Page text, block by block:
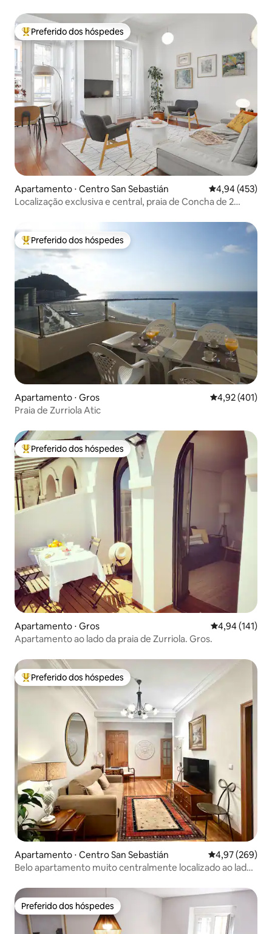
Entre os melhores preferidos dos hóspedes
Preferido dos hóspedes
Apartamento ⋅ Centro San Sebastián 4,94 de uma
4,94 (453)
Localização exclusiva e central, praia de Concha de 2
Entre os melhores preferidos dos hóspedes
Preferido dos hóspedes
Apartamento ⋅ Gros 4,92 de uma
4,92 (401)
Praia de Zurriola Atic
Entre os melhores preferidos dos hóspedes
Preferido dos hóspedes
Apartamento ⋅ Gros 4,94 de uma
4,94 (141)
Apartamento ao lado da praia de Zurriola. Gros.
Entre os melhores preferidos dos hóspedes
Preferido dos hóspedes
Apartamento ⋅ Centro San Sebastián 4,97 de uma
4,97 (269)
Belo apartamento muito centralmente localizado ao lado
Preferido dos hóspedes
Preferido dos hóspedes